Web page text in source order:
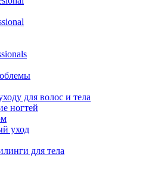
для волос и тела
ногтей
уход
для тела